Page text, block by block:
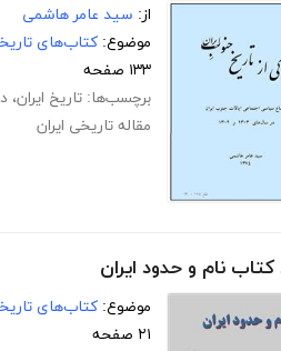
از: سید عامر هاشمی
موضوع: کتاب‌های
۱۳۳ صفحه
برچسب‌ها: تاریخ ایران،
مقاله تاریخی ایران
کتاب نام و حدود ایران
موضوع: کتاب‌های
۲۱ صفحه